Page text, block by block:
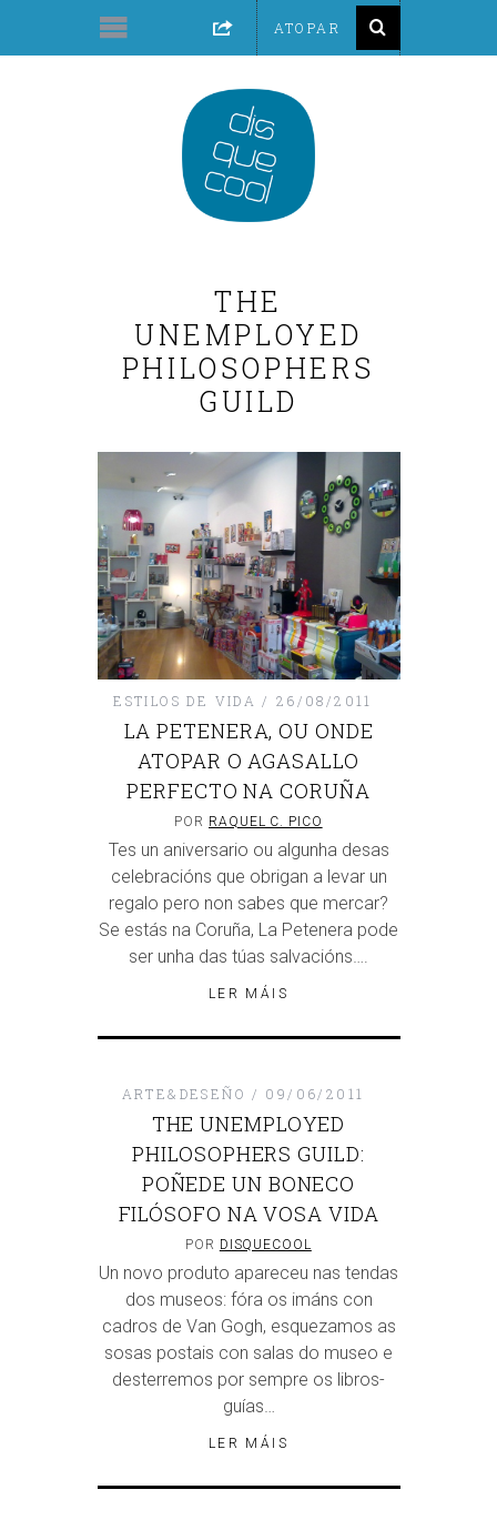
THE
UNEMPLOYED
PHILOSOPHERS
GUILD
ESTILOS DE VIDA 26/08/2011
LA PETENERA, OU ONDE
ATOPAR O AGASALLO
PERFECTO NA CORUÑA
POR RAQUEL C. PICO
Tes un aniversario ou algunha desas
celebracións que obrigan a levar un
regalo pero non sabes que mercar?
Se estás na Coruña, La Petenera pode
ser unha das túas salvacións….
LER MÁIS
ARTE&DESEÑO 09/06/2011
THE UNEMPLOYED
PHILOSOPHERS GUILD:
POÑEDE UN BONECO
FILÓSOFO NA VOSA VIDA
POR DISQUECOOL
Un novo produto apareceu nas tendas
dos museos: fóra os imáns con
cadros de Van Gogh, esquezamos as
sosas postais con salas do museo e
desterremos por sempre os libros-
guías…
LER MÁIS